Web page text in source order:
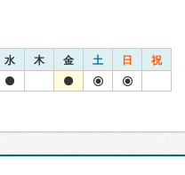
水 木 金 土 日 祝